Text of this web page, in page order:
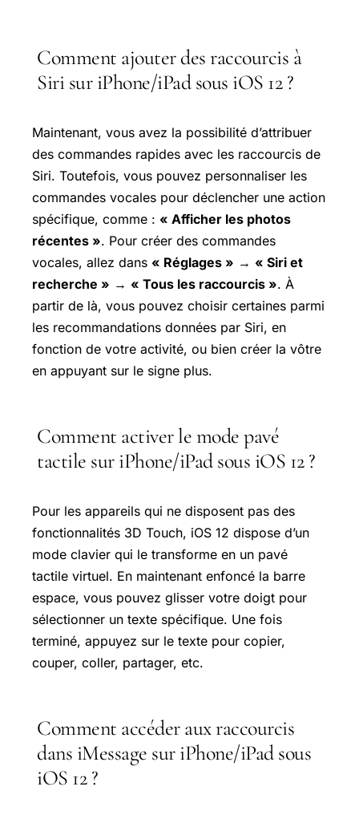
Comment ajouter des raccourcis à
Siri sur iPhone/iPad sous iOS 12 ?
Maintenant, vous avez la possibilité d’attribuer
des commandes rapides avec les raccourcis de
Siri. Toutefois, vous pouvez personnaliser les
commandes vocales pour déclencher une action
spécifique, comme : « Afficher les photos
récentes ». Pour créer des commandes
vocales, allez dans « Réglages » → « Siri et
recherche » → « Tous les raccourcis ». À
partir de là, vous pouvez choisir certaines parmi
les recommandations données par Siri, en
fonction de votre activité, ou bien créer la vôtre
en appuyant sur le signe plus.
Comment activer le mode pavé
tactile sur iPhone/iPad sous iOS 12 ?
Pour les appareils qui ne disposent pas des
fonctionnalités 3D Touch, iOS 12 dispose d’un
mode clavier qui le transforme en un pavé
tactile virtuel. En maintenant enfoncé la barre
espace, vous pouvez glisser votre doigt pour
sélectionner un texte spécifique. Une fois
terminé, appuyez sur le texte pour copier,
couper, coller, partager, etc.
Comment accéder aux raccourcis
dans iMessage sur iPhone/iPad sous
iOS 12 ?